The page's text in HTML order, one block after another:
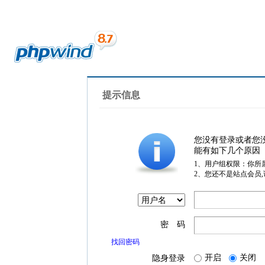
提示信息
您没有登录或者您
能有如下几个原因
1、用户组权限：你所
2、您还不是站点会员
密 码
找回密码
隐身登录 开启 关闭